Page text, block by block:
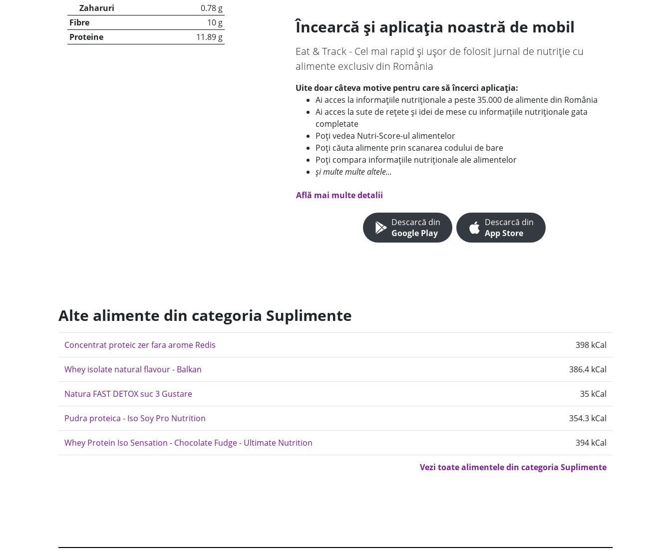
Zaharuri
0.78 g
Fibre
10 g
Proteine
11.89 g Încearcă și aplicația noastră de mobil
Eat & Track - Cel mai rapid și ușor de folosit jurnal de nutriție cu
alimente exclusiv din România
Uite doar câteva motive pentru care să încerci aplicația:
Ai acces la informațiile nutriționale a peste 35.000 de alimente din România
Ai acces la sute de rețete și idei de mese cu informațiile nutriționale gata
completate
Poți vedea Nutri-Score-ul alimentelor
Poți căuta alimente prin scanarea codului de bare
Poți compara informațiile nutriționale ale alimentelor
și multe multe altele...
Află mai multe detalii
Descarcă din
Google Play
Descarcă din
App Store
Alte alimente din categoria Suplimente
Concentrat proteic zer fara arome Redis 398 kCal
Whey isolate natural flavour - Balkan 386.4 kCal
Natura FAST DETOX suc 3 Gustare 35 kCal
Pudra proteica - Iso Soy Pro Nutrition 354.3 kCal
Whey Protein Iso Sensation - Chocolate Fudge - Ultimate Nutrition 394 kCal
Vezi toate alimentele din categoria Suplimente